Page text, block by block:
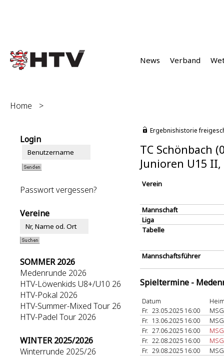
News Verband
Home >
Login
Passwort vergessen?
Vereine
SOMMER 2026
Medenrunde 2026
HTV-Löwenkids U8+/U10 26
HTV-Pokal 2026
HTV-Summer-Mixed Tour 26
HTV-Padel Tour 2026
WINTER 2025/2026
Winterrunde 2025/26
Ergebnishistorie
TC Schönbach
Junioren U15
Verein
Mannschaft
Liga
Tabelle
Mannschaftsführer
Spieltermine -
Datum
Fr. 23.05.2025 16:00
Fr. 13.06.2025 16:00
Fr. 27.06.2025 16:00
Fr. 22.08.2025 16:00
Fr. 29.08.2025 16:00